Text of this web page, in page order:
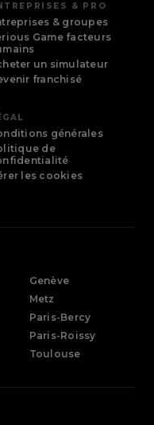
& PRO
& groupes
Game facteurs
un simulateur
franchisé
générales
de
les cookies
Genève
Metz
Paris-Bercy
Paris-Roissy
Toulouse